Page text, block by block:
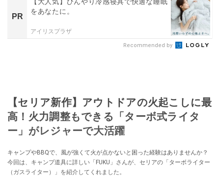
PR
をあなたに。
アイリスプラザ
Recommended by
【セリア新作】アウトドアの火起こしに最
高！火力調整もできる「ターボ式ライタ
ー」がレジャーで大活躍
キャンプやBBQで、風が強くて火が点かないと困った経験はありませんか？
今回は、キャンプ道具に詳しい「FUKU」さんが、セリアの「ターボライター
（ガスライター）」を紹介してくれました。